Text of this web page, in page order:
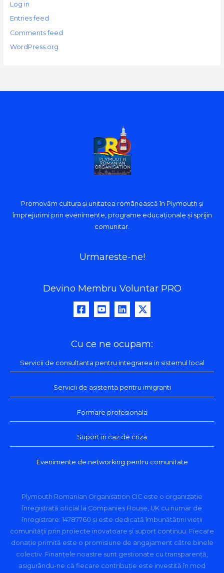
Log in
Entries feed
Comments feed
WordPress.org
Promovăm cultura și unitatea românească în Plymouth și
împrejurimi prin evenimente, programe educaționale și sprijin
comunitar.
Urmareste-ne!
Devino Membru Voluntar PRO
Cu ce ne ocupam:
Servicii de consultanta pentru integrarea in sistemul local
Servicii de asistenta pentru imigranti
Formare profesionala
Suport in caz de criza
Evenimente de networking pentru comunitate
Plymouth Romanian Organisation CIC este o organizație
înregistrată oficial la Companies House, UK cu numar de
înregistrare: 14787760 și este dedicată îmbunătățirii vieții
comunității prin proiecte inovatoare și suport continuu. Fiecare
donație primită este o promisiune de angajament către binele
colectiv. Finanțele noastre sunt gestionate cu transparență,
asigurându-ne că fiecare contribuție este investită în mod